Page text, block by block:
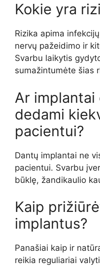
Kokie yra
Rizika apima
nervų pažeidimo ir
Svarbu laikytis
sumažintumėte šias
Ar implantai
dedami
pacientui?
Dantų implantai ne
pacientui. Svarbu
būklę, žandikaulio
Kaip
implantus?
Panašiai kaip ir
reikia reguliariai